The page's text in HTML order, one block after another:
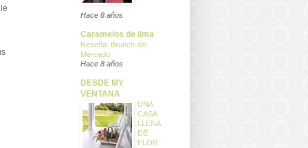
Hace 8 años
Caramelos de lima
Reseña: Brunch del
Mercado
Hace 8 años
DESDE MY
VENTANA
UNA
CASA
LLENA
DE
FLOR